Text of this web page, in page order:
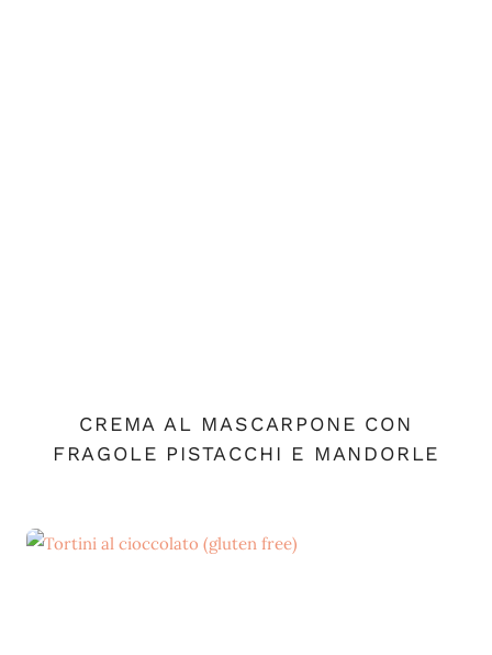
CREMA AL MASCARPONE CON
FRAGOLE PISTACCHI E MANDORLE